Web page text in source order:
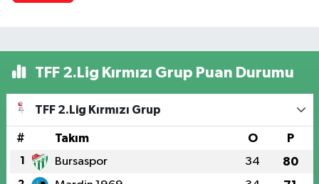
TFF 2.Lig Kırmızı Grup Puan Durumu
TFF 2.Lig Kırmızı Grup
# Takım O P
1 Bursaspor 34 80